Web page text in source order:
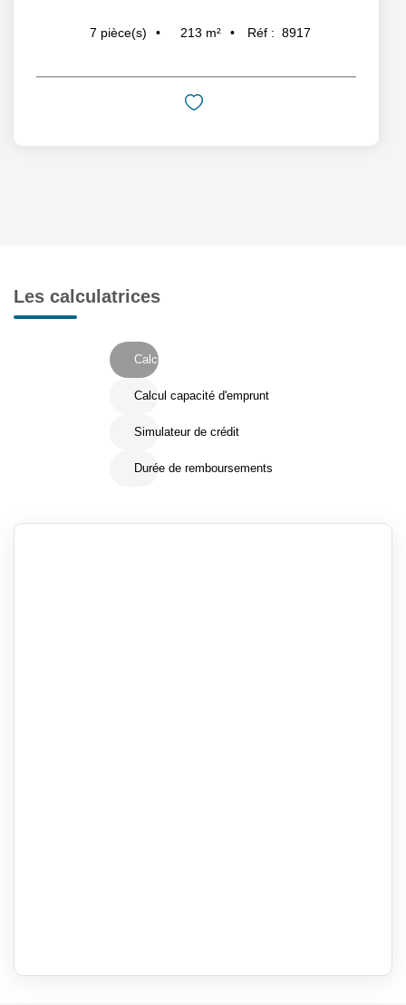
7 pièce(s) 213 m² Réf : 8917
Les calculatrices
Calcul Frais de notaire
Calcul capacité d'emprunt
Simulateur de crédit
Durée de remboursements